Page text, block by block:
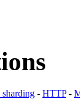
sharding - HTTP-